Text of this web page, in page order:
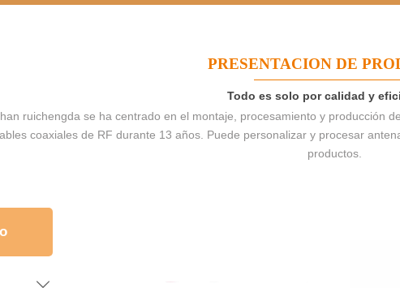
PRESENTACION DE
Todo es solo por calidad y
ruichengda se ha centrado en el montaje, procesamiento y producción
coaxiales de RF durante 13 años. Puede personalizar y procesar
productos.
